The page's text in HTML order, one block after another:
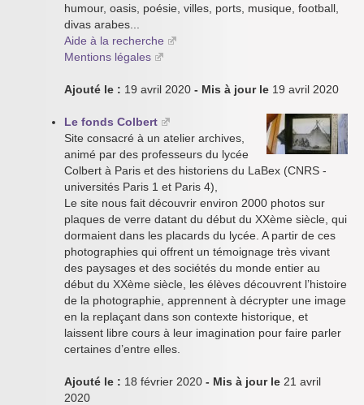
humour, oasis, poésie, villes, ports, musique, football,
divas arabes...
Aide à la recherche
Mentions légales
Ajouté le : 19 avril 2020 - Mis à jour le 19 avril 2020
Le fonds Colbert
Site consacré à un atelier archives,
animé par des professeurs du lycée
Colbert à Paris et des historiens du LaBex (CNRS -
universités Paris 1 et Paris 4),
Le site nous fait découvrir environ 2000 photos sur
plaques de verre datant du début du XXème siècle, qui
dormaient dans les placards du lycée. A partir de ces
photographies qui offrent un témoignage très vivant
des paysages et des sociétés du monde entier au
début du XXème siècle, les élèves découvrent l’histoire
de la photographie, apprennent à décrypter une image
en la replaçant dans son contexte historique, et
laissent libre cours à leur imagination pour faire parler
certaines d’entre elles.
Ajouté le : 18 février 2020 - Mis à jour le 21 avril
2020